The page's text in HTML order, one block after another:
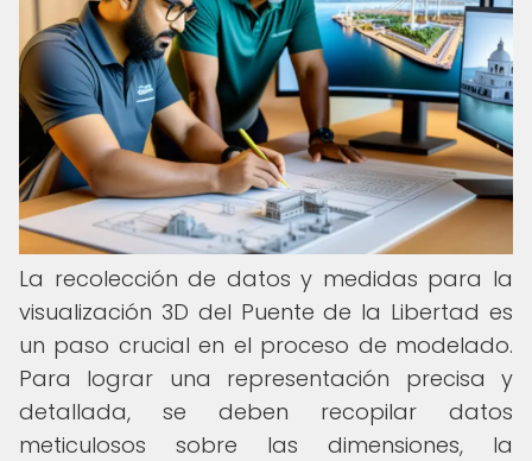
La recolección de datos y medidas para la
visualización 3D del Puente de la Libertad es
un paso crucial en el proceso de modelado.
Para lograr una representación precisa y
detallada, se deben recopilar datos
meticulosos sobre las dimensiones, la